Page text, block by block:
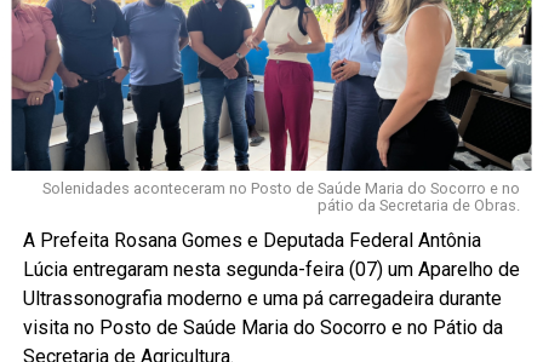
Solenidades aconteceram no Posto de Saúde Maria do Socorro e no
pátio da Secretaria de Obras.
A Prefeita Rosana Gomes e Deputada Federal Antônia
Lúcia entregaram nesta segunda-feira (07) um Aparelho de
Ultrassonografia moderno e uma pá carregadeira durante
visita no Posto de Saúde Maria do Socorro e no Pátio da
Secretaria de Agricultura.